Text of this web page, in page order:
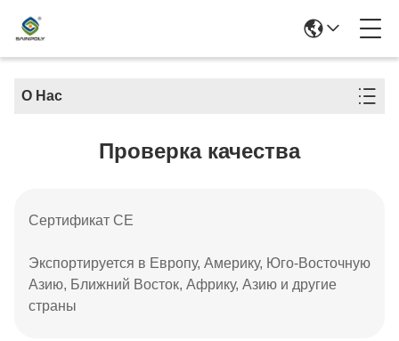
О Нас
Проверка качества
Сертификат CE
Экспортируется в Европу, Америку, Юго-Восточную
Азию, Ближний Восток, Африку, Азию и другие
страны